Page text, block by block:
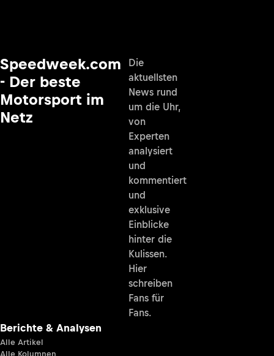
Speedweek.com
- Der beste
Motorsport im
Netz
Die
aktuellsten
News rund
um die Uhr,
von
Experten
analysiert
und
kommentiert
und
exklusive
Einblicke
hinter die
Kulissen.
Hier
schreiben
Fans für
Fans.
Berichte & Analysen
Alle Artikel
Alle Kolumnen